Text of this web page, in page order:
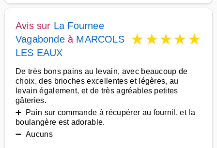
Avis sur La Fournee
Vagabondeà MARCOLS
LES EAUX
★★★★★
De très bons pains au levain, avec beaucoup de
choix, des brioches excellentes et légères, au
levain également, et de très agréables petites
gâteries.
➕ Pain sur commande à récupérer au fournil, et la
boulangère est adorable.
➖ Aucuns